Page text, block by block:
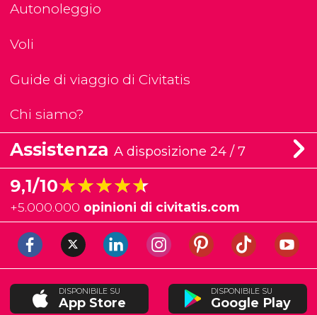
Autonoleggio
Voli
Guide di viaggio di Civitatis
Chi siamo?
Assistenza A disposizione 24 / 7
9,1/10★★★★★
★★★★★
+5.000.000 opinioni di civitatis.com
DISPONIBILE SU
App Store
DISPONIBILE SU
Google Play